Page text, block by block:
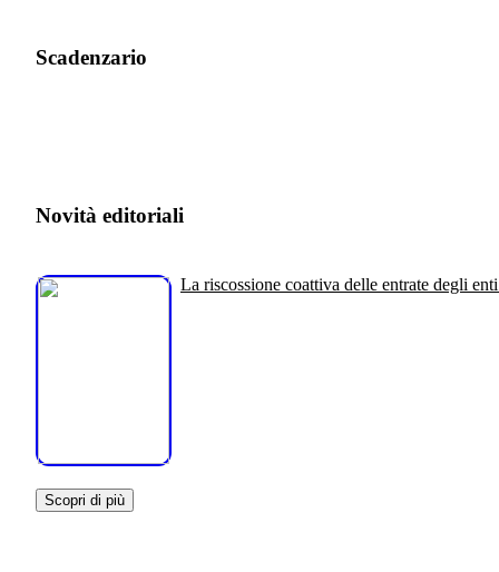
Scadenzario
Novità editoriali
La riscossione coattiva delle entrate degli
Scopri di più